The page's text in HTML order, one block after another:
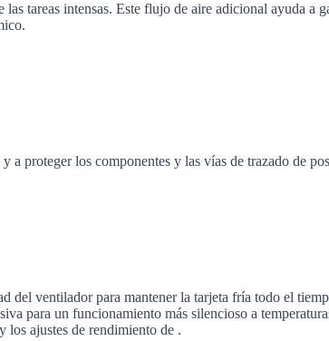
tareas intensas. Este flujo de aire adicional ayuda a
proteger los componentes y las vías de trazado de
del ventilador para mantener la tarjeta fría todo el
para un funcionamiento más silencioso a
ajustes de rendimiento de .